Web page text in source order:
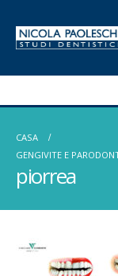
CASA
GENGIVITE E
piorrea